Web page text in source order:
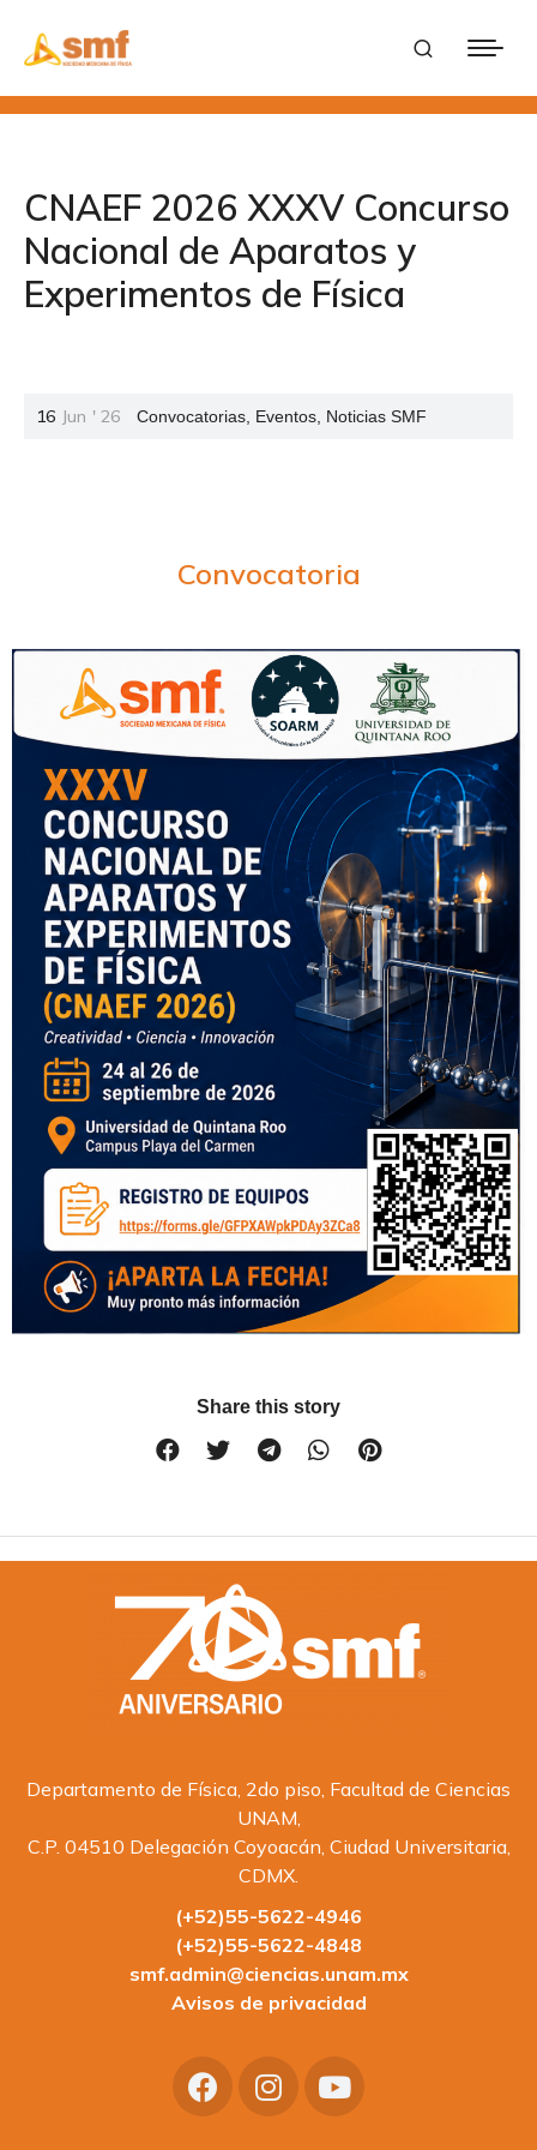
CNAEF 2026 XXXV Concurso
Nacional de Aparatos y
Experimentos de Física
16 Jun ' 26 Convocatorias Eventos Noticias SMF
Convocatoria
Share this story
Departamento de Física, 2do piso, Facultad de Ciencias
UNAM,
C.P. 04510 Delegación Coyoacán, Ciudad Universitaria,
CDMX.
(+52)55-5622-4946
(+52)55-5622-4848
smf.admin@ciencias.unam.mx
Avisos de privacidad